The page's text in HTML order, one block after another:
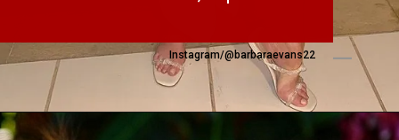
Instagram/@barbaraevans22